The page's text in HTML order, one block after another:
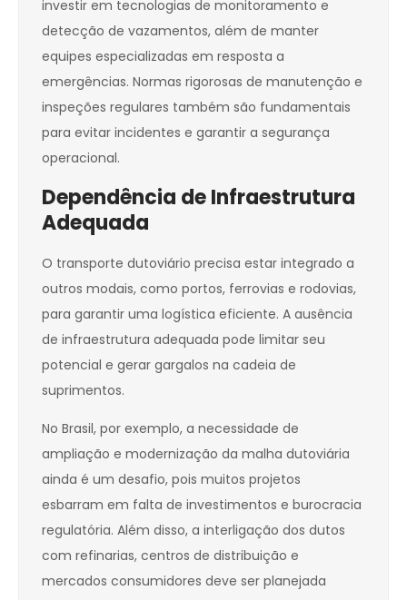
investir em tecnologias de monitoramento e
detecção de vazamentos, além de manter
equipes especializadas em resposta a
emergências. Normas rigorosas de manutenção e
inspeções regulares também são fundamentais
para evitar incidentes e garantir a segurança
operacional.
Dependência de Infraestrutura
Adequada
O transporte dutoviário precisa estar integrado a
outros modais, como portos, ferrovias e rodovias,
para garantir uma logística eficiente. A ausência
de infraestrutura adequada pode limitar seu
potencial e gerar gargalos na cadeia de
suprimentos.
No Brasil, por exemplo, a necessidade de
ampliação e modernização da malha dutoviária
ainda é um desafio, pois muitos projetos
esbarram em falta de investimentos e burocracia
regulatória. Além disso, a interligação dos dutos
com refinarias, centros de distribuição e
mercados consumidores deve ser planejada